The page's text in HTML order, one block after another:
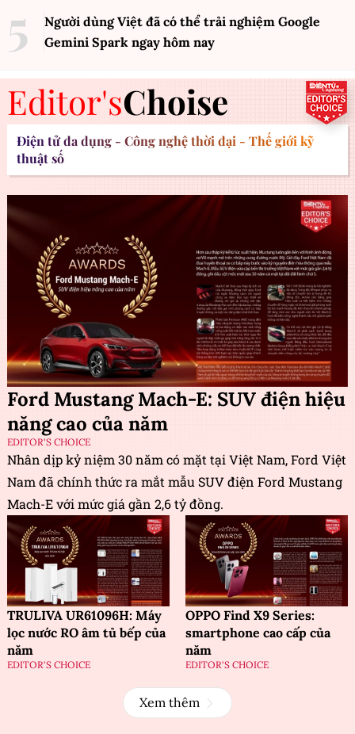
Người dùng Việt đã có thể trải nghiệm Google
Gemini Spark ngay hôm nay
Editor'sChoise
Điện tử đa dụng - Công nghệ thời đại - Thế giới kỹ
thuật số
Ford Mustang Mach-E: SUV điện hiệu
năng cao của năm
EDITOR'S CHOICE
Nhân dịp kỷ niệm 30 năm có mặt tại Việt Nam, Ford Việt
Nam đã chính thức ra mắt mẫu SUV điện Ford Mustang
Mach-E với mức giá gần 2,6 tỷ đồng.
TRULIVA UR61096H: Máy
lọc nước RO âm tủ bếp của
năm
EDITOR'S CHOICE
OPPO Find X9 Series:
smartphone cao cấp của
năm
EDITOR'S CHOICE
Xem thêm